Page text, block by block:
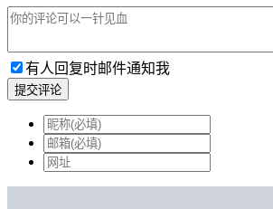
有人回复时邮件通知我
提交评论